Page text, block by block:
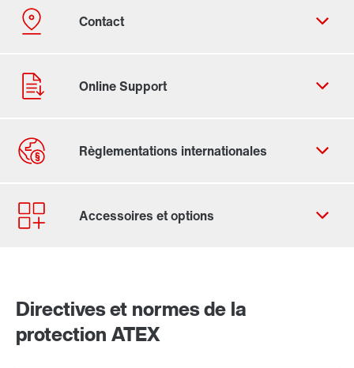
Formulaire de contact
Trouvez votre Drive Service Partner
Directives et normes dans le monde entier
Directives et normes de la
protection ATEX